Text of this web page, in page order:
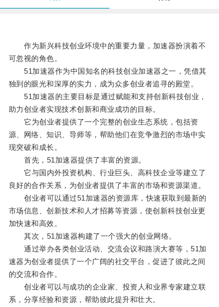
作为新兴科技创业环境中的重要力量，加速器扮演着不
可忽视的角色。
51加速器作为中国知名的科技创业加速器之一，凭借其
独到的眼光和深厚的实力，成为众多创业者追寻的殿堂。
51加速器的主要目标是通过赋能和支持创新科技创业，
助力创业者实现技术创新和商业成功的目标。
它为创业者提供了一个完整的创业生态系统，包括资
源、网络、知识、导师等，帮助他们在竞争激烈的市场中实
现突破和成长。
首先，51加速器提供了丰富的资源。
它与国内外投资机构、行业巨头、高科技企业等建立了
良好的合作关系，为创业者提供了丰富的市场和资源渠道。
创业者可以通过51加速器的资源库，快速获取到最新的
市场信息、创新技术和人才招募等资源，使创新科技创业更
加快速和高效。
其次，51加速器构建了一个强大的创业网络。
通过举办各类创业活动、交流会议和路演大赛等，51加
速器为创业者提供了一个广阔的社交平台，促进了彼此之间
的交流和合作。
创业者可以与成功的企业家、投资人和业界专家建立联
系，分享经验和资源，帮助彼此提升和壮大。